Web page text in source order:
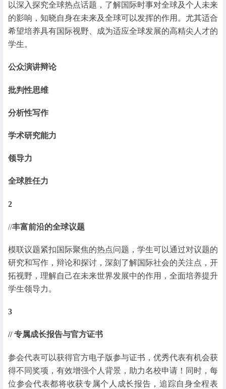
以深入探究全球热点话题，了解国际时事对全球及个人未来
的影响，知晓自身在未来及全球可以发挥的作用。尤其适合
希望培养具有国际视野、成为适应全球发展的高精尖人才的
学生。
公众演讲辩论
批判性思维
分析性写作
学术研究能力
领导力
全球胜任力
2
//丰富前沿的全球议题
模联议题紧扣国际聚焦的热点问题，学生可以通过对议题的
研究和写作，辩论和探讨，深刻了解国际社会的关注点，开
拓视野，理解自己在未来世界发展中的作用，全面培养提升
学生领导力。
3
// 专属成长报告与官方证书
参会代表可以获得官方电子版参与证书，优秀代表有机会获
得不同奖项，有效增强个人背景，助力名校申请！同时，每
位参会代表都将收获专属个人成长报告，追踪自身全程表